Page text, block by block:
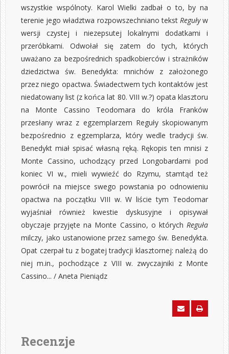
wszystkie wspólnoty. Karol Wielki zadbał o to, by na
terenie jego władztwa rozpowszechniano tekst Reguływ
wersji czystej i niezepsutej lokalnymi dodatkami i
przeróbkami. Odwołał się zatem do tych, których
uważano za bezpośrednich spadkobierców i strażników
dziedzictwa św. Benedykta: mnichów z założonego
przez niego opactwa. Świadectwem tych kontaktów jest
niedatowany list (z końca lat 80. VIII w.?) opata klasztoru
na Monte Cassino Teodomara do króla Franków
przesłany wraz z egzemplarzem Reguły skopiowanym
bezpośrednio z egzemplarza, który wedle tradycji św.
Benedykt miał spisać własną ręką. Rękopis ten mnisi z
Monte Cassino, uchodzący przed Longobardami pod
koniec VI w., mieli wywieźć do Rzymu, stamtąd też
powrócił na miejsce swego powstania po odnowieniu
opactwa na początku VIII w. W liście tym Teodomar
wyjaśniał również kwestie dyskusyjne i opisywał
obyczaje przyjęte na Monte Cassino, o których Reguła
milczy, jako ustanowione przez samego św. Benedykta.
Opat czerpał tu z bogatej tradycji klasztornej: należą do
niej m.in., pochodzące z VIII w. zwyczajniki z Monte
Cassino... / Aneta Pieniądz
Recenzje